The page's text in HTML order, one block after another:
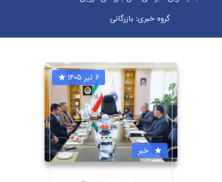
گروه خبری: بازرگانی
۶ تیر ۱۴۰۵
خبر